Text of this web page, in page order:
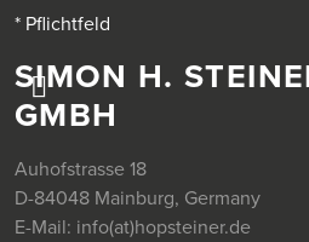
SIMON H.
GMBH
Auhofstrasse 18
D-84048 Mainburg, Germany
E-Mail: info(at)hopsteiner.de
* Pflichtfeld